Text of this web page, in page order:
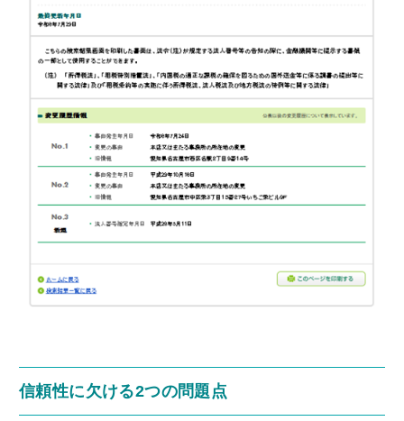
信頼性に欠ける2つの問題点